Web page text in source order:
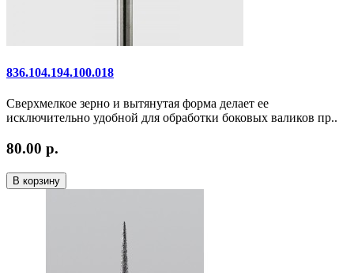
836.104.194.100.018
Сверхмелкое зерно и вытянутая форма делает ее
исключительно удобной для обработки боковых валиков пр..
80.00 р.
В корзину